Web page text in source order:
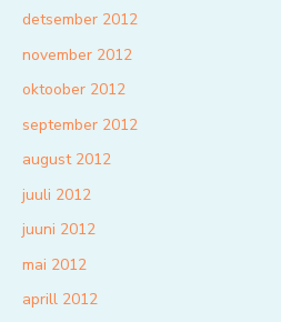
detsember 2012
november 2012
oktoober 2012
september 2012
august 2012
juuli 2012
juuni 2012
mai 2012
aprill 2012